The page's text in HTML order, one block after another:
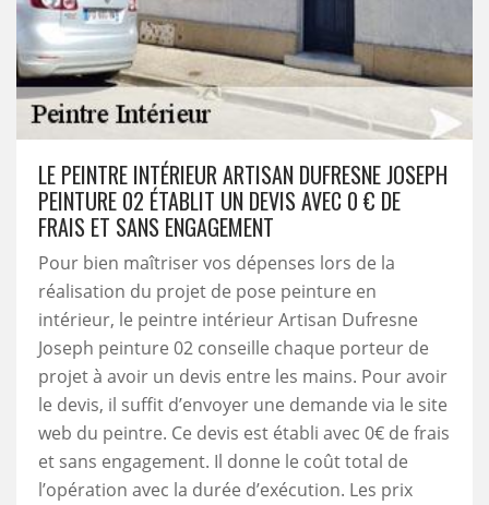
LE PEINTRE INTÉRIEUR ARTISAN DUFRESNE JOSEPH
PEINTURE 02 ÉTABLIT UN DEVIS AVEC 0 € DE
FRAIS ET SANS ENGAGEMENT
Pour bien maîtriser vos dépenses lors de la
réalisation du projet de pose peinture en
intérieur, le peintre intérieur Artisan Dufresne
Joseph peinture 02 conseille chaque porteur de
projet à avoir un devis entre les mains. Pour avoir
le devis, il suffit d’envoyer une demande via le site
web du peintre. Ce devis est établi avec 0€ de frais
et sans engagement. Il donne le coût total de
l’opération avec la durée d’exécution. Les prix